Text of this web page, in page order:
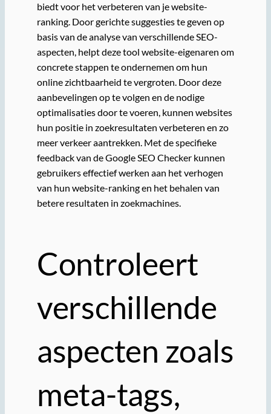
biedt voor het verbeteren van je website-
ranking. Door gerichte suggesties te geven op
basis van de analyse van verschillende SEO-
aspecten, helpt deze tool website-eigenaren om
concrete stappen te ondernemen om hun
online zichtbaarheid te vergroten. Door deze
aanbevelingen op te volgen en de nodige
optimalisaties door te voeren, kunnen websites
hun positie in zoekresultaten verbeteren en zo
meer verkeer aantrekken. Met de specifieke
feedback van de Google SEO Checker kunnen
gebruikers effectief werken aan het verhogen
van hun website-ranking en het behalen van
betere resultaten in zoekmachines.
Controleert
verschillende
aspecten zoals
meta-tags,